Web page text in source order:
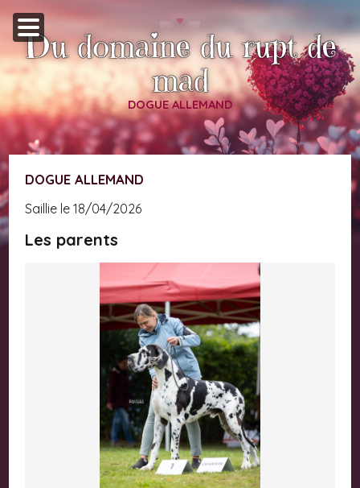
Du domaine du rupt de
mad
DOGUE ALLEMAND
DOGUE ALLEMAND
saillie le 18/04/2026
Les parents